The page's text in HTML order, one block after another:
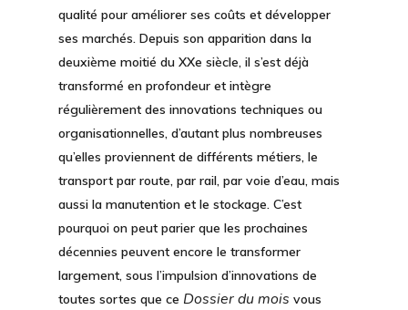
qualité pour améliorer ses coûts et développer
ses marchés. Depuis son apparition dans la
deuxième moitié du XXe siècle, il s’est déjà
transformé en profondeur et intègre
régulièrement des innovations techniques ou
organisationnelles, d’autant plus nombreuses
qu’elles proviennent de différents métiers, le
transport par route, par rail, par voie d’eau, mais
aussi la manutention et le stockage. C’est
pourquoi on peut parier que les prochaines
décennies peuvent encore le transformer
largement, sous l’impulsion d’innovations de
toutes sortes que ce Dossier du mois vous